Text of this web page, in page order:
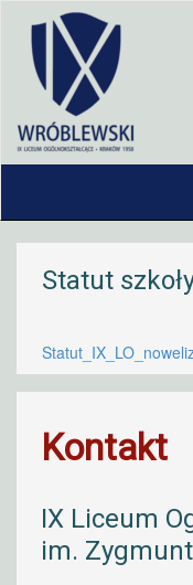
Statut
Kontakt
IX Liceum
im.